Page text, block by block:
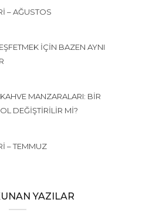
– AĞUSTOS
İÇIN BAZEN AYNI
MANZARALARI: BIR
DEĞIŞTIRILIR MI?
– TEMMUZ
YAZILAR